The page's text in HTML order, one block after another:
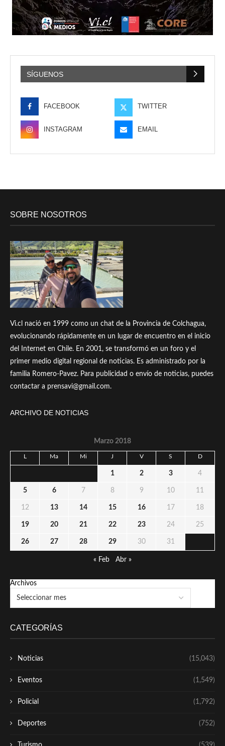
SÍGUENOS
FACEBOOK TWITTER
INSTAGRAM EMAIL
SOBRE NOSOTROS
Vi.cl nació en 1999 como un chat de la Provincia de Colchagua,
evolucionando rápidamente en un lugar de encuentro en el inicio
del Internet en Chile. En 2001, se transformó en un foro y el
primer medio digital regional de noticias. Es administrado por la
familia Romero-Pavez. Para publicidad o envío de noticias, puedes
contactar a prensavi@gmail.com.
ARCHIVO DE NOTICIAS
Marzo 2018
L Ma Mi J V S D
1 2 3 4
5 6 7 8 9 10 11
12 13 14 15 16 17 18
19 20 21 22 23 24 25
26 27 28 29 30 31
« Feb Abr »
Archivos
CATEGORÍAS
Noticias (15,043)
Eventos (1,549)
Policial (1,792)
Deportes (752)